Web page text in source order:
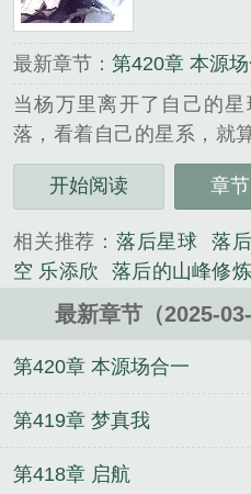
最新章节： 第420章 本源
当杨万里离开了自己的
落，看着自己的星系，就
他没有无穷无尽的寿命，
衰落，能量缺失。要么选
去从基础开始，研究这个
学的修炼，以及对太空的
《落后的修炼体系要怎么
开始阅读 章
相关推荐： 落后星球
落
空 乐添欣
落后的山峰修炼
穿书：首辅家的恶毒原配
卿澹台玦
彭惜雪蒋云奚
化反派的现场 江嘉倪陆弃
说 读我心后全员变疯批，
龙
千金不换之恶女重生
最新章节（2025-
第420章 本源场合一
第419章 梦真我
第418章 启航